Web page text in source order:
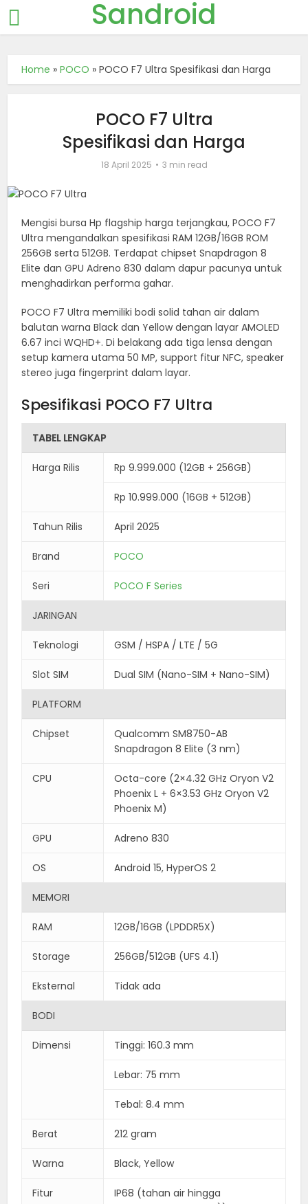
Sandroid
Home »POCO »POCO F7 Ultra Spesifikasi dan Harga
POCO F7 Ultra
Spesifikasi dan Harga
18 April 2025 3 min read
Mengisi bursa Hp flagship harga terjangkau, POCO F7
Ultra mengandalkan spesifikasi RAM 12GB/16GB ROM
256GB serta 512GB. Terdapat chipset Snapdragon 8
Elite dan GPU Adreno 830 dalam dapur pacunya untuk
menghadirkan performa gahar.
POCO F7 Ultra memiliki bodi solid tahan air dalam
balutan warna Black dan Yellow dengan layar AMOLED
6.67 inci WQHD+. Di belakang ada tiga lensa dengan
setup kamera utama 50 MP, support fitur NFC, speaker
stereo juga fingerprint dalam layar.
Spesifikasi POCO F7 Ultra
TABEL LENGKAP
Harga Rilis Rp 9.999.000 (12GB + 256GB)
Rp 10.999.000 (16GB + 512GB)
Tahun Rilis April 2025
Brand POCO
Seri POCO F Series
JARINGAN
Teknologi GSM / HSPA / LTE / 5G
Slot SIM Dual SIM (Nano-SIM + Nano-SIM)
PLATFORM
Chipset
Qualcomm SM8750-AB
Snapdragon 8 Elite (3 nm)
CPU
Octa-core (2×4.32 GHz Oryon V2
Phoenix L + 6×3.53 GHz Oryon V2
Phoenix M)
GPU Adreno 830
OS Android 15, HyperOS 2
MEMORI
RAM 12GB/16GB (LPDDR5X)
Storage 256GB/512GB (UFS 4.1)
Eksternal Tidak ada
BODI
Dimensi Tinggi: 160.3 mm
Lebar: 75 mm
Tebal: 8.4 mm
Berat 212 gram
Warna Black, Yellow
Fitur
IP68 (tahan air hingga